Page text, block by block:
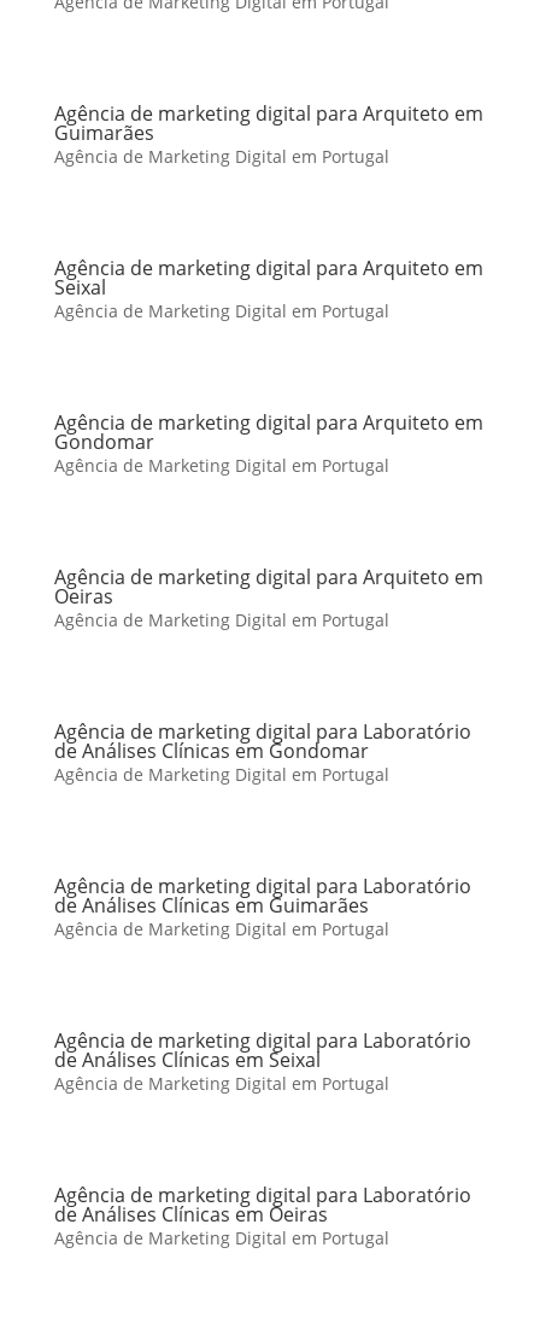
Agência de marketing digital para Arquiteto em
Guimarães
Agência de Marketing Digital em Portugal
Agência de marketing digital para Arquiteto em
Seixal
Agência de Marketing Digital em Portugal
Agência de marketing digital para Arquiteto em
Gondomar
Agência de Marketing Digital em Portugal
Agência de marketing digital para Arquiteto em
Oeiras
Agência de Marketing Digital em Portugal
Agência de marketing digital para Laboratório
de Análises Clínicas em Gondomar
Agência de Marketing Digital em Portugal
Agência de marketing digital para Laboratório
de Análises Clínicas em Guimarães
Agência de Marketing Digital em Portugal
Agência de marketing digital para Laboratório
de Análises Clínicas em Seixal
Agência de Marketing Digital em Portugal
Agência de marketing digital para Laboratório
de Análises Clínicas em Oeiras
Agência de Marketing Digital em Portugal